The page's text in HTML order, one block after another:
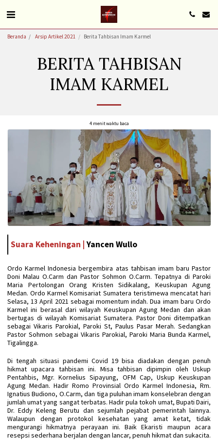
Beranda Arsip Artikel 2021 Berita Tahbisan Imam Karmel
BERITA TAHBISAN
IMAM KARMEL
4 menit waktu baca
Suara Keheningan |Yancen Wullo
Ordo Karmel Indonesia bergembira atas tahbisan imam baru Pastor
Doni Malau O.Carm dan Pastor Sohmon O.Carm. Tepatnya di Paroki
Maria Pertolongan Orang Kristen Sidikalang, Keuskupan Agung
Medan. Ordo Karmel Komisariat Sumatera teristimewa mencatat hari
Selasa, 13 April 2021 sebagai momentum indah. Dua imam baru Ordo
Karmel ini berasal dari wilayah Keuskupan Agung Medan dan akan
bertugas di wilayah Komisariat Sumatera. Pastor Doni ditempatkan
sebagai Vikaris Parokial, Paroki St, Paulus Pasar Merah. Sedangkan
Pastor Sohmon sebagai Vikaris Parokial, Paroki Maria Bunda Karmel,
Tigalingga.
Di tengah situasi pandemi Covid 19 bisa diadakan dengan penuh
hikmat upacara tahbisan ini. Misa tahbisan dipimpin oleh Uskup
Pentahbis, Mgr. Kornelius Sipayung, OFM Cap, Uskup Keuskupan
Agung Medan. Hadir Romo Provinsial Ordo Karmel Indonesia, Rm.
Ignatius Budiono, O.Carm, dan tiga puluhan imam konselebran dengan
jumlah umat yang sangat terbatas. Hadir pula tokoh umat, Bupati Dairi,
Dr. Eddy Keleng Berutu dan sejumlah pejabat pemerintah lainnya.
Walaupun dengan protokol kesehatan yang amat ketat, tidak
mengurangi hikmatnya perayaan ini. Baik Ekaristi maupun acara
resepsi sederhana berjalan dengan lancar, penuh hikmat dan sukacita.